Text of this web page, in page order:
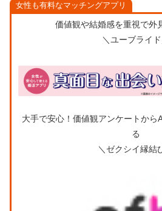
女性も有料なマッチングアプリ
価値観や結婚感を重視で外
＼ユーブライ
大手で安心！価値観アンケートから
る
＼ゼクシイ縁結